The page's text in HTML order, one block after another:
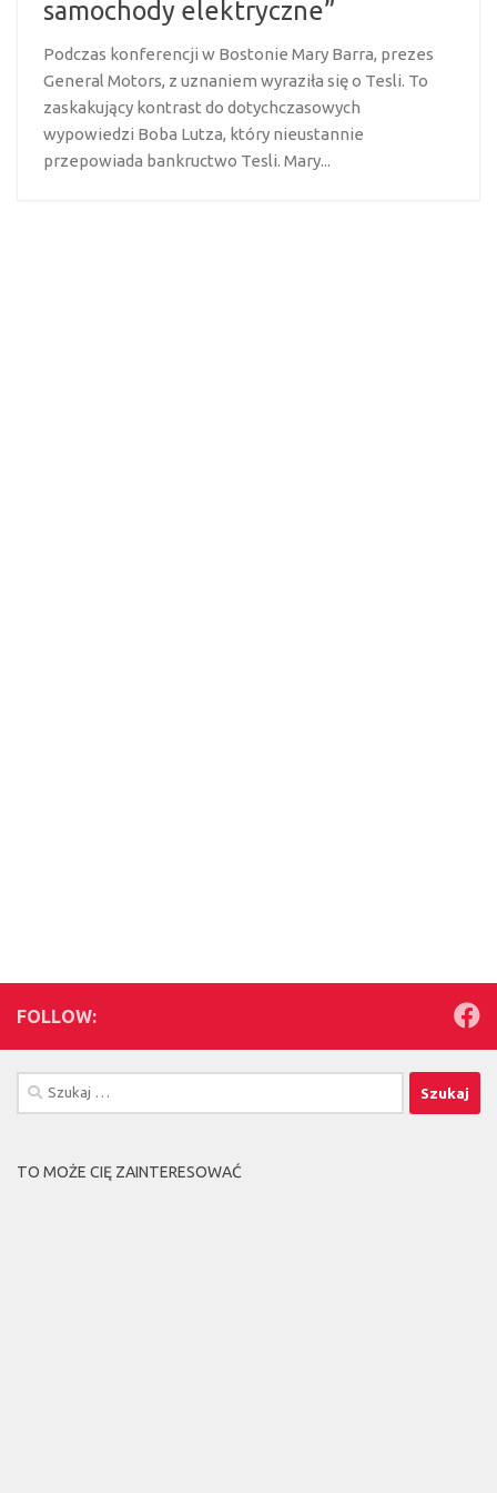
samochody elektryczne”
Podczas konferencji w Bostonie Mary Barra, prezes
General Motors, z uznaniem wyraziła się o Tesli. To
zaskakujący kontrast do dotychczasowych
wypowiedzi Boba Lutza, który nieustannie
przepowiada bankructwo Tesli. Mary...
FOLLOW:
Szukaj:
TO MOŻE CIĘ ZAINTERESOWAĆ